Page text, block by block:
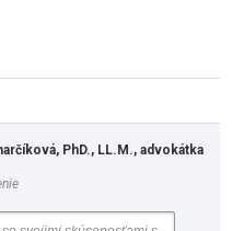
PhD., LL.M., advokátka